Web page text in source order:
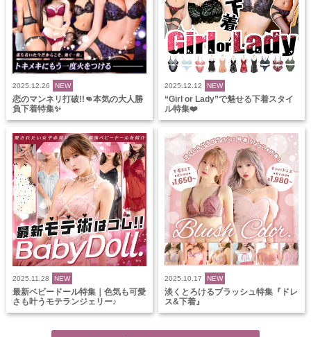
2025.12.26 NEW
恋のマンネリ打破!!👊本気の大人勝
負下着特集✨
2025.12.12 NEW
“Girl or Lady”で魅せる下着スタイ
ル特集❤️
2025.11.28 NEW
最新ベビードール特集｜色気も可愛
さも叶うモテランジェリー♪
2025.10.17 NEW
淡くとろけるブラッシュ特集『ドレ
ス&下着』